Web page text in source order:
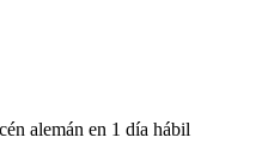
alemán en 1 día hábil